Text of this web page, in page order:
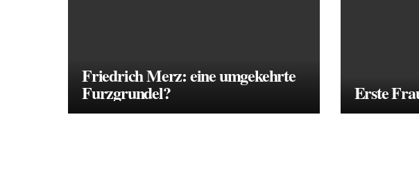
Friedrich Merz: eine umgekehrte
Furzgrundel? Erste